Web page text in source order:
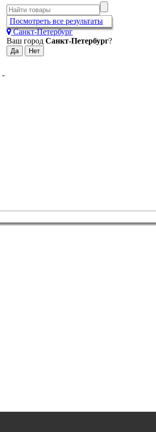
-
Посмотреть все результаты
Санкт-Петербург
Ваш город Санкт-Петербург?